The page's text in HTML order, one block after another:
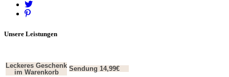
Unsere Leistungen
Leckeres Geschenk
im Warenkorb
Sendung 14,99€